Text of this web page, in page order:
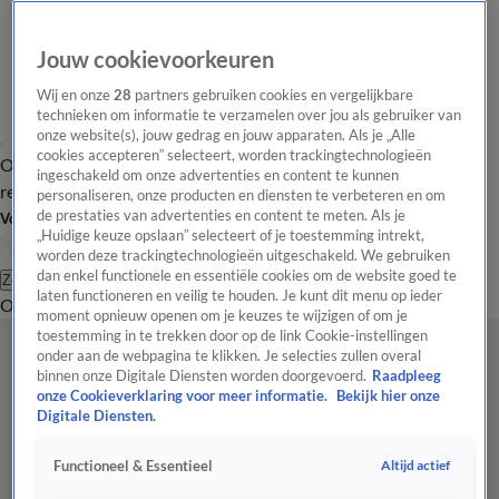
Overzicht Laatste nieuws Regionieuws Het beste van Hart
Tip de
redactie
Volg Hart van Nederland
Zoeken
OverzichtRegioUitzendingenWeerTip de redactiePanelVideo's
Jouw cookievoorkeuren
Wij en onze28 partners gebruiken cookies en vergelijkbare
technieken om informatie te verzamelen over jou als gebruiker van
onze website(s), jouw gedrag en jouw apparaten. Als je „Alle
cookies accepteren” selecteert, worden trackingtechnologieën
ingeschakeld om onze advertenties en content te kunnen
personaliseren, onze producten en diensten te verbeteren en om
de prestaties van advertenties en content te meten. Als je
„Huidige keuze opslaan” selecteert of je toestemming intrekt,
worden deze trackingtechnologieën uitgeschakeld. We gebruiken
dan enkel functionele en essentiële cookies om de website goed te
laten functioneren en veilig te houden. Je kunt dit menu op ieder
moment opnieuw openen om je keuzes te wijzigen of om je
toestemming in te trekken door op de link Cookie-instellingen
onder aan de webpagina te klikken. Je selecties zullen overal
binnen onze Digitale Diensten worden doorgevoerd. Raadpleeg
onze Cookieverklaring voor meer informatie.
Bekijk hier onze
Digitale Diensten.
Functioneel & Essentieel Altijd actief